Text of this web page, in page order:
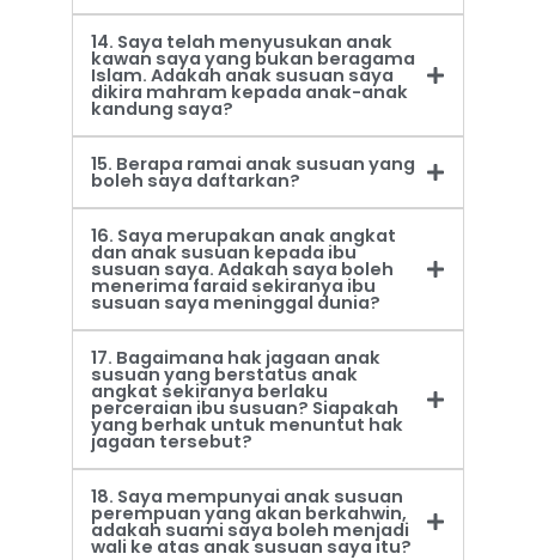
14. Saya telah menyusukan anak
kawan saya yang bukan beragama
Islam. Adakah anak susuan saya
dikira mahram kepada anak-anak
kandung saya?
15. Berapa ramai anak susuan yang
boleh saya daftarkan?
16. Saya merupakan anak angkat
dan anak susuan kepada ibu
susuan saya. Adakah saya boleh
menerima faraid sekiranya ibu
susuan saya meninggal dunia?
17. Bagaimana hak jagaan anak
susuan yang berstatus anak
angkat sekiranya berlaku
perceraian ibu susuan? Siapakah
yang berhak untuk menuntut hak
jagaan tersebut?
18. Saya mempunyai anak susuan
perempuan yang akan berkahwin,
adakah suami saya boleh menjadi
wali ke atas anak susuan saya itu?